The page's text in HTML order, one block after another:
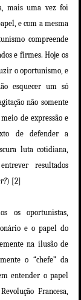
mais uma vez foi
e com a mesma
compreende
e firmes. Hoje os
o oportunismo, e
esquecer um só
não somente
de expressão e
de defender a
luta cotidiana,
resultados
) [2]
os oportunistas,
e o papel do
na ilusão de
o “chefe” da
entender o papel
Francesa,